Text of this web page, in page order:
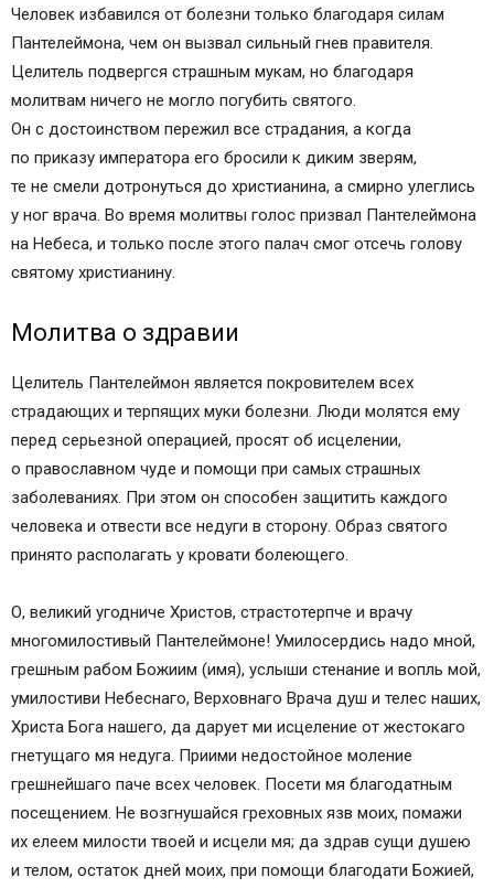
Человек избавился от болезни только благодаря силам
Пантелеймона, чем он вызвал сильный гнев правителя.
Целитель подвергся страшным мукам, но благодаря
молитвам ничего не могло погубить святого.
Он с достоинством пережил все страдания, а когда
по приказу императора его бросили к диким зверям,
те не смели дотронуться до христианина, а смирно улеглись
у ног врача. Во время молитвы голос призвал Пантелеймона
на Небеса, и только после этого палач смог отсечь голову
святому христианину.
Молитва о здравии
Целитель Пантелеймон является покровителем всех
страдающих и терпящих муки болезни. Люди молятся ему
перед серьезной операцией, просят об исцелении,
о православном чуде и помощи при самых страшных
заболеваниях. При этом он способен защитить каждого
человека и отвести все недуги в сторону. Образ святого
принято располагать у кровати болеющего.
О, великий угодниче Христов, страстотерпче и врачу
многомилостивый Пантелеймоне! Умилосердись надо мной,
грешным рабом Божиим (имя), услыши стенание и вопль мой,
умилостиви Небеснаго, Верховнаго Врача душ и телес наших,
Христа Бога нашего, да дарует ми исцеление от жестокаго
гнетущаго мя недуга. Приими недостойное моление
грешнейшаго паче всех человек. Посети мя благодатным
посещением. Не возгнушайся греховных язв моих, помажи
их елеем милости твоей и исцели мя; да здрав сущи душею
и телом, остаток дней моих, при помощи благодати Божией,